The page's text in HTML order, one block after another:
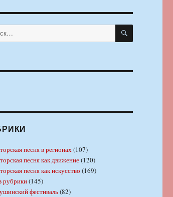
ПОИСК
песня в регионах(107)
песня как движение(120)
песня как искусство (169)
рубрики(145)
фестиваль(82)